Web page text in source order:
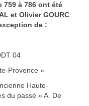
759 à 786 ont été
et Olivier GOURC
de :
04
Provence »
Haute-
du passé » A. De